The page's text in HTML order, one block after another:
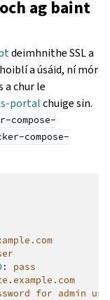
ag baint
deimhnithe SSL a
a úsáid, ní mór
a chur le
portalchuige sin.
compose-
compose-
:
pass
for admin